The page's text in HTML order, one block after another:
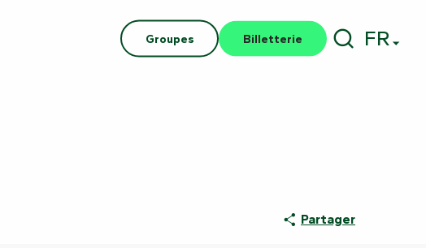
Groupes Billetterie FR
Partager